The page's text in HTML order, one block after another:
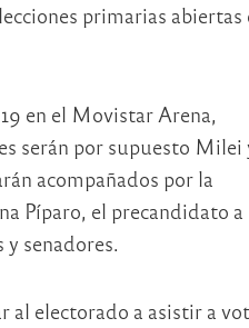
primarias abiertas
en el Movistar Arena,
serán por supuesto Milei
acompañados por la
Píparo, el precandidato a
senadores.
al electorado a asistir a